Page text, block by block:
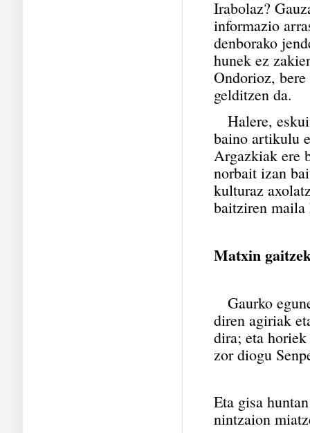
Irabolaz?
informazio
denborako
hunek ez
Ondorioz,
gelditzen da.
Halere,
baino artikulu
Argazkiak ere
norbait izan
kulturaz
baitziren maila
Matxin
Gaurko
diren agiriak
dira; eta
zor diogu
Eta gisa
nintzaion